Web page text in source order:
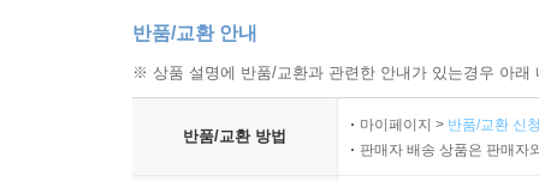
반품/교환 안내
※ 상품 설명에 반품/교환과 관련한 안내가 있는경우 아
반품/교환 방법
마이페이지 > 반품/교환 신
판매자 배송 상품은 판매자